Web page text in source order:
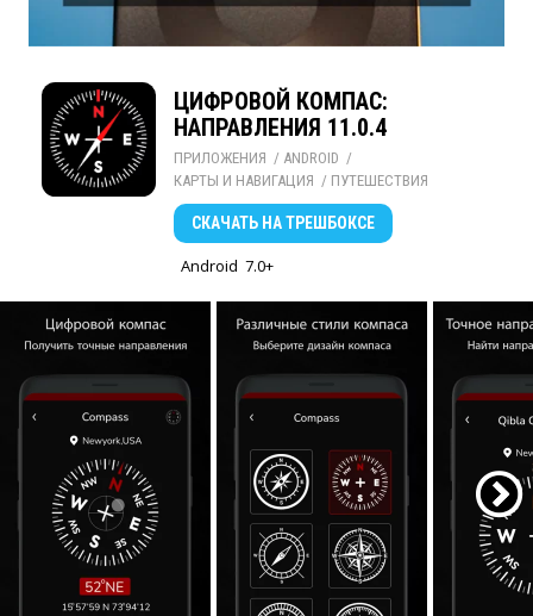
ЦИФРОВОЙ КОМПАС:
НАПРАВЛЕНИЯ 11.0.4
ПРИЛОЖЕНИЯ / ANDROID /
КАРТЫ И НАВИГАЦИЯ / ПУТЕШЕСТВИЯ
СКАЧАТЬ НА ТРЕШБОКСЕ
Android 7.0+